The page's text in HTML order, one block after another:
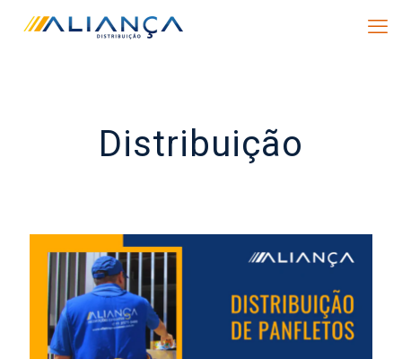
Distribuição